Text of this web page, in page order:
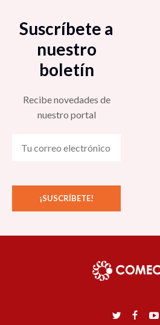
Suscríbete a
nuestro
boletín
Recibe novedades de
nuestro portal